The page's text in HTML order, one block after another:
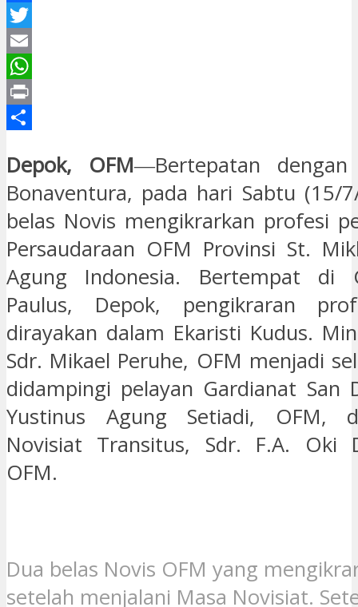
Facebook
Twitter
Email
WhatsApp
Print
Depok, OFM―Bertepatan dengan
Bonaventura, pada hari Sabtu (15/
belas Novis mengikrarkan profesi
Persaudaraan OFM Provinsi St.
Agung Indonesia. Bertempat di
Paulus, Depok, pengikraran
dirayakan dalam Ekaristi Kudus.
Sdr. Mikael Peruhe, OFM menjadi
didampingi pelayan Gardianat San
Yustinus Agung Setiadi, OFM,
Novisiat Transitus, Sdr. F.A. Oki
OFM.
Dua belas Novis OFM yang
setelah menjalani Masa Novisiat.